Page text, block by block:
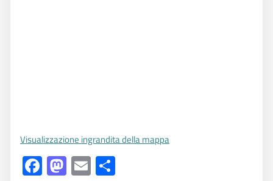
Visualizzazione ingrandita della mappa
Facebook
Mastodon
Email